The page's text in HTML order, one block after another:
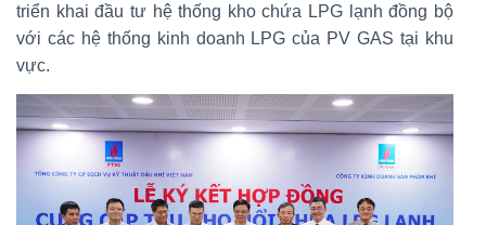
triển khai đầu tư hệ thống kho chứa LPG lạnh đồng bộ
với các hệ thống kinh doanh LPG của PV GAS tại khu
vực.